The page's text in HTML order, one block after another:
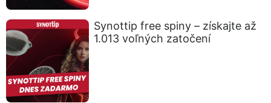
Synottip free spiny – získajte až
1.013 voľných zatočení